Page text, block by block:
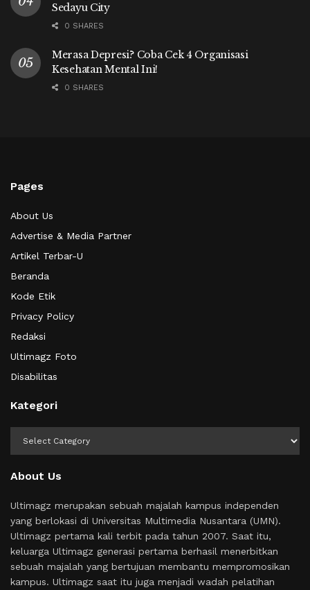
Sedayu City
0 SHARES
Merasa Depresi? Coba Cek 4 Organisasi
Kesehatan Mental Ini!
0 SHARES
Pages
About Us
Advertise & Media Partner
Artikel Terbar-U
Beranda
Kode Etik
Privacy Policy
Redaksi
Ultimagz Foto
Disabilitas
Kategori
About Us
Ultimagz merupakan sebuah majalah kampus independen
yang berlokasi di Universitas Multimedia Nusantara (UMN).
Ultimagz pertama kali terbit pada tahun 2007. Saat itu,
keluarga Ultimagz generasi pertama berhasil menerbitkan
sebuah majalah yang bertujuan membantu mempromosikan
kampus. Ultimagz saat itu juga menjadi wadah pelatihan